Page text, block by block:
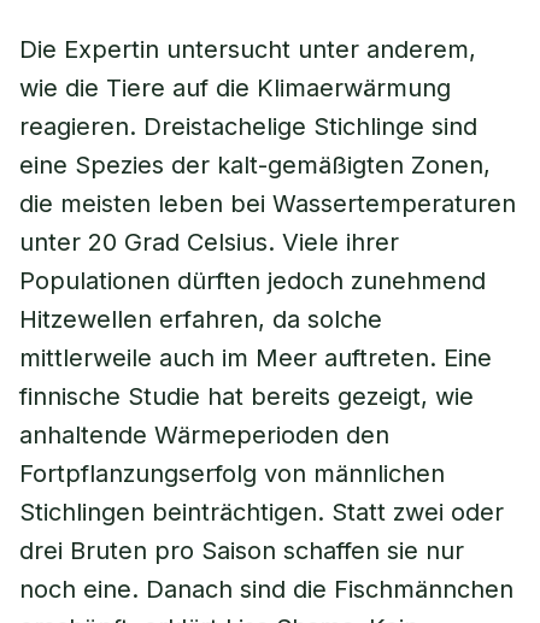
Die Expertin untersucht unter anderem,
wie die Tiere auf die Klimaerwärmung
reagieren. Dreistachelige Stichlinge sind
eine Spezies der kalt-gemäßigten Zonen,
die meisten leben bei Wassertemperaturen
unter 20 Grad Celsius. Viele ihrer
Populationen dürften jedoch zunehmend
Hitzewellen erfahren, da solche
mittlerweile auch im Meer auftreten. Eine
finnische Studie hat bereits gezeigt, wie
anhaltende Wärmeperioden den
Fortpflanzungserfolg von männlichen
Stichlingen beinträchtigen. Statt zwei oder
drei Bruten pro Saison schaffen sie nur
noch eine. Danach sind die Fischmännchen